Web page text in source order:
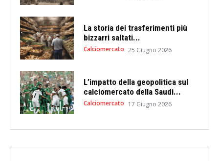
La storia dei trasferimenti più
bizzarri saltati...
Calciomercato 25 Giugno 2026
L’impatto della geopolitica sul
calciomercato della Saudi...
Calciomercato 17 Giugno 2026